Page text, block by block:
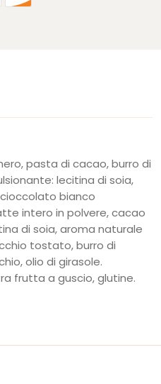
pasta di cacao, burro di
lecitina di soia,
bianco
intero in polvere, cacao
di soia, aroma naturale
tostato, burro di
olio di girasole.
frutta a guscio, glutine.